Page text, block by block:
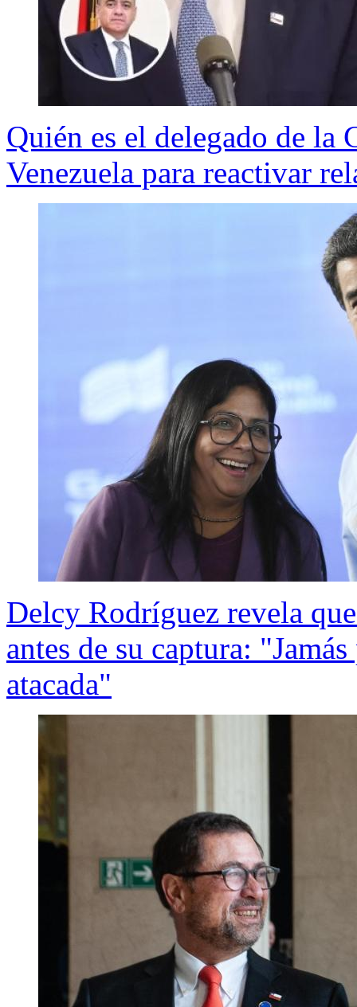
Quién es el delegado de la
Venezuela para reactivar
Delcy Rodríguez revela
antes de su captura:
atacada"